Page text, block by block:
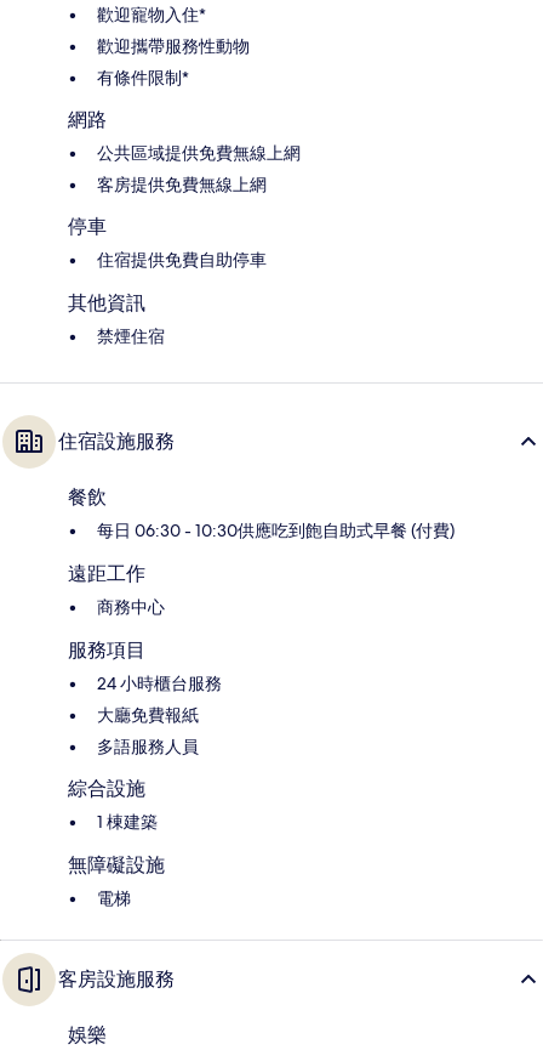
歡迎寵物入住*
歡迎攜帶服務性動物
有條件限制*
網路
公共區域提供免費無線上網
客房提供免費無線上網
停車
住宿提供免費自助停車
其他資訊
禁煙住宿
住宿設施服務
餐飲
每日 06:30 - 10:30供應吃到飽自助式早餐 (付費)
遠距工作
商務中心
服務項目
24 小時櫃台服務
大廳免費報紙
多語服務人員
綜合設施
1 棟建築
無障礙設施
電梯
客房設施服務
娛樂